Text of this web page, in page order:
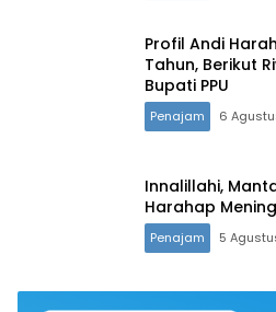
Profil Andi
Tahun, Berikut
Bupati PPU
Penajam 6
Innalillahi,
Harahap
Penajam 5